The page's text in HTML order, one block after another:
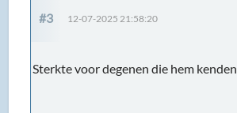
#3 12-07-2025 21:58:20
Sterkte voor degenen die hem kenden.